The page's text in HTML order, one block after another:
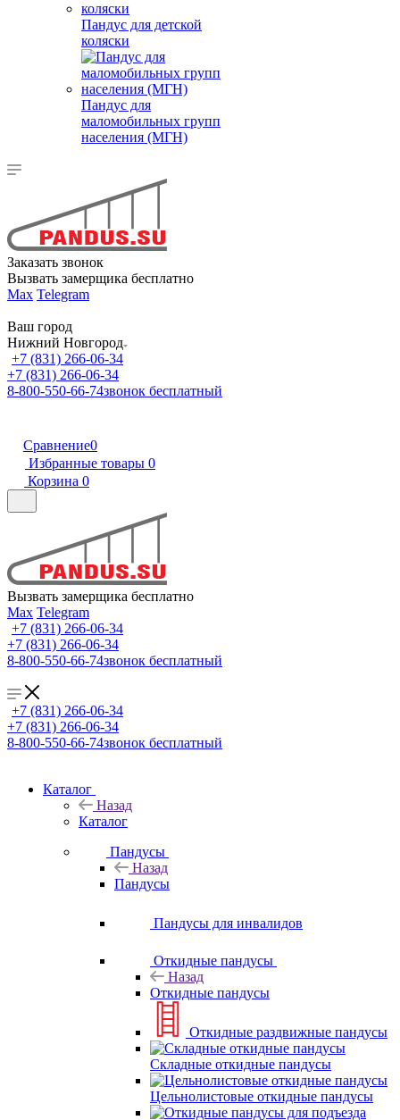
Пандус для детской
коляски
Пандус для
маломобильных групп
населения (МГН)
Заказать звонок
Вызвать замерщика бесплатно
Max Telegram
Ваш город
Нижний Новгород
+7 (831) 266-06-34
+7 (831) 266-06-34
8-800-550-66-74звонок бесплатный
Сравнение0
Избранные товары 0
Корзина 0
Вызвать замерщика бесплатно
Max Telegram
+7 (831) 266-06-34
+7 (831) 266-06-34
8-800-550-66-74звонок бесплатный
+7 (831) 266-06-34
+7 (831) 266-06-34
8-800-550-66-74звонок бесплатный
Каталог
Назад
Каталог
Пандусы
Назад
Пандусы
Пандусы для инвалидов
Откидные пандусы
Назад
Откидные пандусы
Откидные раздвижные пандусы
Складные откидные пандусы
Цельнолистовые откидные пандусы